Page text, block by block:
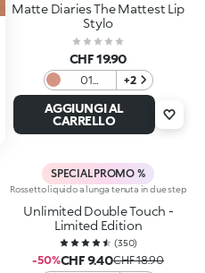
Matte Diaries The Mattest Lip
Stylo
CHF 19.90
01
Madison
Ave
Nude
+2
AGGIUNGI AL
CARRELLO
SPECIAL PROMO %
Rossetto liquido a lunga tenuta in due step
Unlimited Double Touch -
Limited Edition
(350)
-50%CHF 9.40CHF 18.90